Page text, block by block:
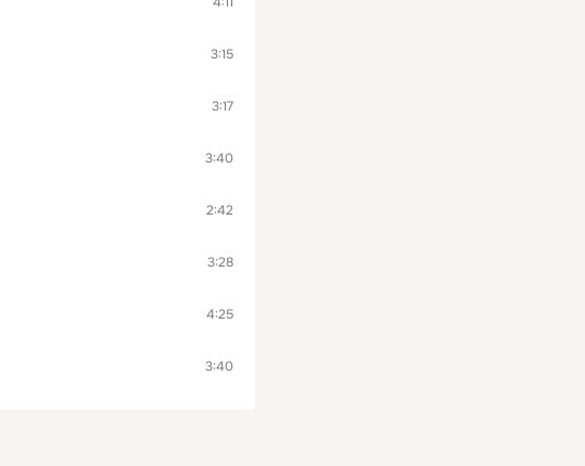
3:15
3:17
3:40
2:42
3:28
4:25
3:40